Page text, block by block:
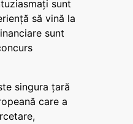
sunt
să vină la
sunt
singura țară
care a